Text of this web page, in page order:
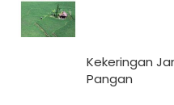
Kekeringan
Pangan